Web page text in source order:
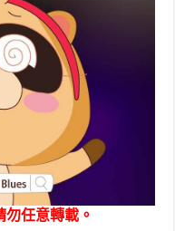
任意轉載。